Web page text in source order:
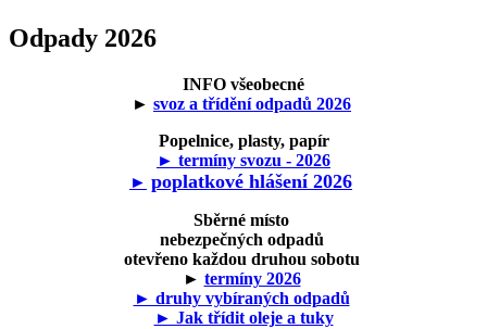
Odpady 2026
INFO všeobecné
► svoz a třídění odpadů 2026
Popelnice, plasty, papír
► termíny svozu - 2026
► poplatkové hlášení 2026
Sběrné místo
nebezpečných odpadů
otevřeno každou druhou sobotu
► termíny 2026
► druhy vybíraných odpadů
► Jak třídit oleje a tuky